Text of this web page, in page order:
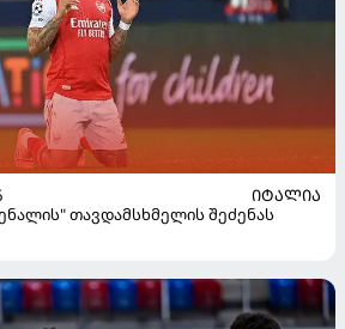
ᲘᲢᲐᲚᲘᲐ
თავდამსხმელის შეძენას